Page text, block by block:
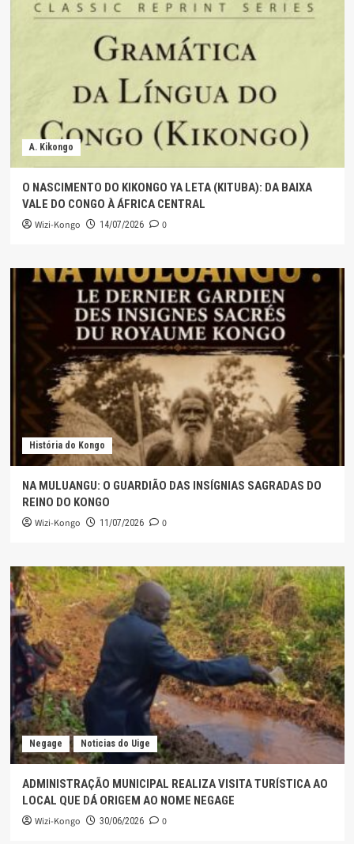
A. Kikongo
O NASCIMENTO DO KIKONGO YA LETA (KITUBA): DA BAIXA
VALE DO CONGO À ÁFRICA CENTRAL
Wizi-Kongo 14/07/2026 0
História do Kongo
NA MULUANGU: O GUARDIÃO DAS INSÍGNIAS SAGRADAS DO
REINO DO KONGO
Wizi-Kongo 11/07/2026 0
Negage Noticias do Uige
ADMINISTRAÇÃO MUNICIPAL REALIZA VISITA TURÍSTICA AO
LOCAL QUE DÁ ORIGEM AO NOME NEGAGE
Wizi-Kongo 30/06/2026 0